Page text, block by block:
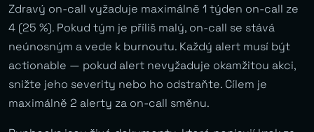
Zdravý on-call vyžaduje maximálně 1 týden on-call ze
4 (25 %). Pokud tým je příliš malý, on-call se stává
neúnosným a vede k burnoutu. Každý alert musí být
actionable — pokud alert nevyžaduje okamžitou akci,
snižte jeho severity nebo ho odstraňte. Cílem je
maximálně 2 alerty za on-call směnu.